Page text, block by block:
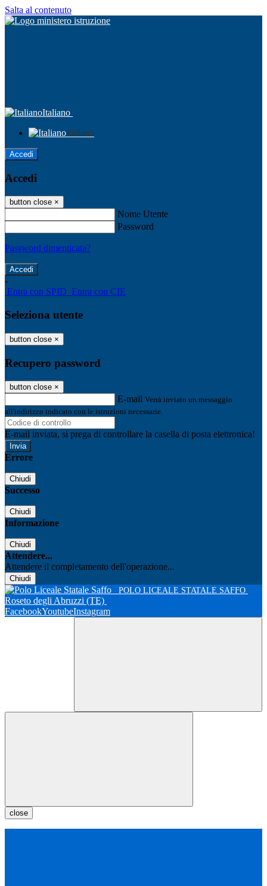
Salta al contenuto
Italiano
Italiano
Accedi
Accedi
button close ×
Nome Utente
Password
Password dimenticata?
-
Entra con SPID Entra con CIE
Seleziona utente
button close ×
Recupero password
button close ×
E-mail Verrà inviato un messaggio
all'indirizzo indicato con le istruzioni necessarie.
E-mail inviata, si prega di controllare la casella di posta elettronica!
Errore
Chiudi
Successo
Chiudi
Informazione
Chiudi
Attendere...
Attendere il completamento dell'operazione...
Chiudi
POLO LICEALE STATALE SAFFO
Roseto degli Abruzzi (TE)
FacebookYoutubeInstagram
close